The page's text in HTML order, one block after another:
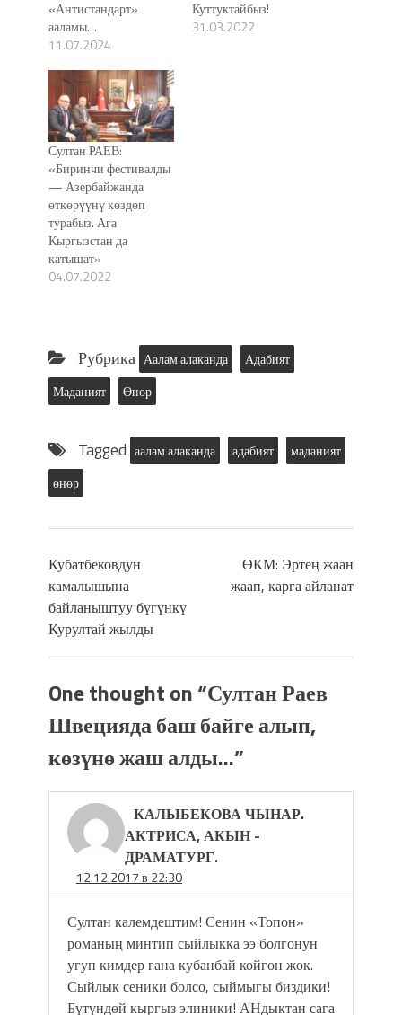
«Антистандарт»
ааламы…
11.07.2024
Куттуктайбыз!
31.03.2022
Султан РАЕВ:
«Биринчи фестивалды
— Азербайжанда
өткөрүүнү көздөп
турабыз. Ага
Кыргызстан да
катышат»
04.07.2022
Рубрика Аалам алаканда
Адабият
Маданият
Өнөр
Tagged аалам алаканда адабият
маданият
өнөр
Кубатбековдун
камалышына
байланыштуу бүгүнкү
Курултай жылды
ӨКМ: Эртең жаан
жаап, карга айланат
One thought on “Султан Раев
Швецияда баш байге алып,
көзүнө жаш алды…”
КАЛЫБЕКОВА ЧЫНАР.
АКТРИСА, АКЫН -
ДРАМАТУРГ.
12.12.2017 в 22:30
Султан калемдештим! Сенин «Топон»
романың минтип сыйлыкка ээ болгонун
угуп кимдер гана кубанбай койгон жок.
Сыйлык сеники болсо, сыймыгы биздики!
Бүтүндөй кыргыз элиники! АНдыктан сага